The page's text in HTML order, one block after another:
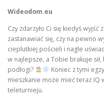
Wideodom.eu
Czy zdarzyło Ci się kiedyś
zastanawiać się, czy na pewno
cieplutkiej pościeli i nagle
w najlepsze, a Tobie brakuje
podłogi?
Koniec z tymi
mieszkanie może mieć teraz IQ
teleturnieju.